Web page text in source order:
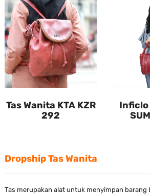
Tas Wanita KTA KZR
292
Inficlo
Dropship Tas Wanita
Tas merupakan alat untuk menyimpan